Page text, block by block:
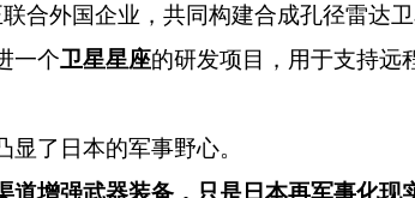
联合外国企业，共同构建合成孔径雷达
一个卫星星座的研发项目，用于支持远
了日本的军事野心。
道增强武器装备，只是日本再军事化现